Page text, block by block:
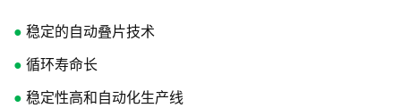
● 稳定的自动叠片技术
● 循环寿命长
● 稳定性高和自动化生产线